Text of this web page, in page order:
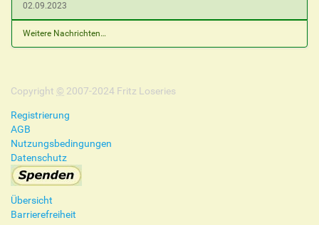
02.09.2023
Weitere Nachrichten…
Copyright © 2007-2024 Fritz Loseries
Registrierung
AGB
Nutzungsbedingungen
Datenschutz
Übersicht
Barrierefreiheit